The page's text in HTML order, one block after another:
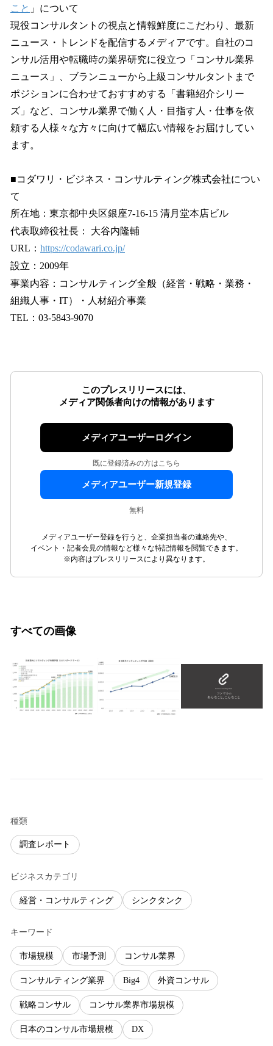
こと 」について
現役コンサルタントの視点と情報鮮度にこだわり、最新
ニュース・トレンドを配信するメディアです。自社のコ
ンサル活用や転職時の業界研究に役立つ「コンサル業界
ニュース」、ブランニューから上級コンサルタントまで
ポジションに合わせておすすめする「書籍紹介シリー
ズ」など、コンサル業界で働く人・目指す人・仕事を依
頼する人様々な方々に向けて幅広い情報をお届けしてい
ます。
■コダワリ・ビジネス・コンサルティング株式会社につい
て
所在地：東京都中央区銀座7-16-15 清月堂本店ビル
代表取締役社長： 大谷内隆輔
URL： https://codawari.co.jp/
設立：2009年
事業内容：コンサルティング全般（経営・戦略・業務・
組織人事・IT）・人材紹介事業
TEL：03-5843-9070
このプレスリリースには、
メディア関係者向けの情報があります
メディアユーザーログイン
既に登録済みの方はこちら
メディアユーザー新規登録
無料
メディアユーザー登録を行うと、企業担当者の連絡先や、
イベント・記者会見の情報など様々な特記情報を閲覧できます。
※内容はプレスリリースにより異なります。
すべての画像
種類
調査レポート
ビジネスカテゴリ
経営・コンサルティング シンクタンク
キーワード
市場規模 市場予測 コンサル業界
コンサルティング業界 Big4 外資コンサル
戦略コンサル コンサル業界市場規模
日本のコンサル市場規模 DX